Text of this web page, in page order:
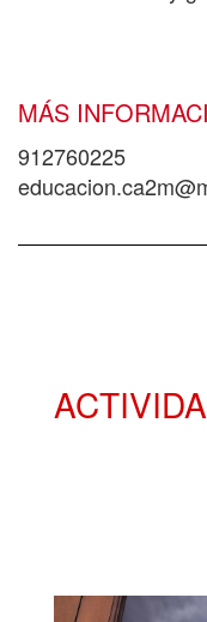
MÁS
912760225